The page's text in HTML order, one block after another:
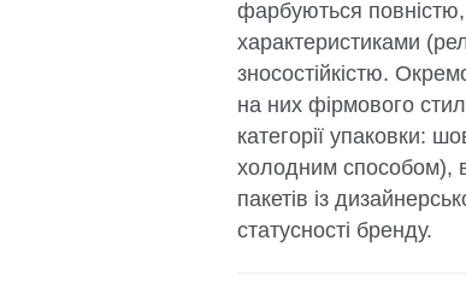
фарбуються повністю,
характеристиками
зносостійкістю.
на них фірмового
категорії упаковки:
холодним способом),
пакетів із
статусності бренду.